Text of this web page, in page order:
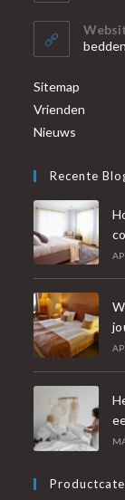
Sitemap
Vrienden
Nieuws
Recente